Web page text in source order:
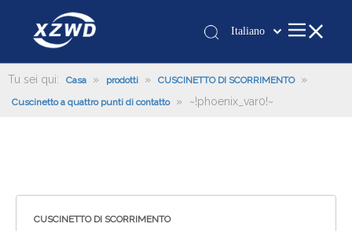
Italiano
românesc
Türk dili
Deutsch
Tu sei qui: Casa » prodotti » CUSCINETTO DI SCORRIMENTO »
Cuscinetto a quattro punti di contatto » ~!phoenix_var0!~
CUSCINETTO DI SCORRIMENTO